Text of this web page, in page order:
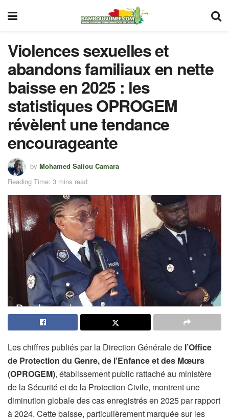
Violences sexuelles et
abandons familiaux en nette
baisse en 2025 : les
statistiques OPROGEM
révèlent une tendance
encourageante
by Mohamed Saliou Camara
Reading Time: 3 mins read
Les chiffres publiés par la Direction Générale de l’Office
de Protection du Genre, de l’Enfance et des Mœurs
(OPROGEM), établissement public rattaché au ministère
de la Sécurité et de la Protection Civile, montrent une
diminution globale des cas enregistrés en 2025 par rapport
à 2024. Cette baisse, particulièrement marquée sur les